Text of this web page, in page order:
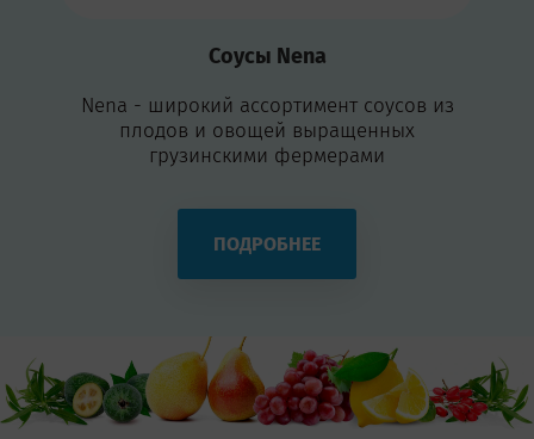
Соусы Nena
Nena - широкий ассортимент соусов из
плодов и овощей выращенных
грузинскими фермерами
ПОДРОБНЕЕ